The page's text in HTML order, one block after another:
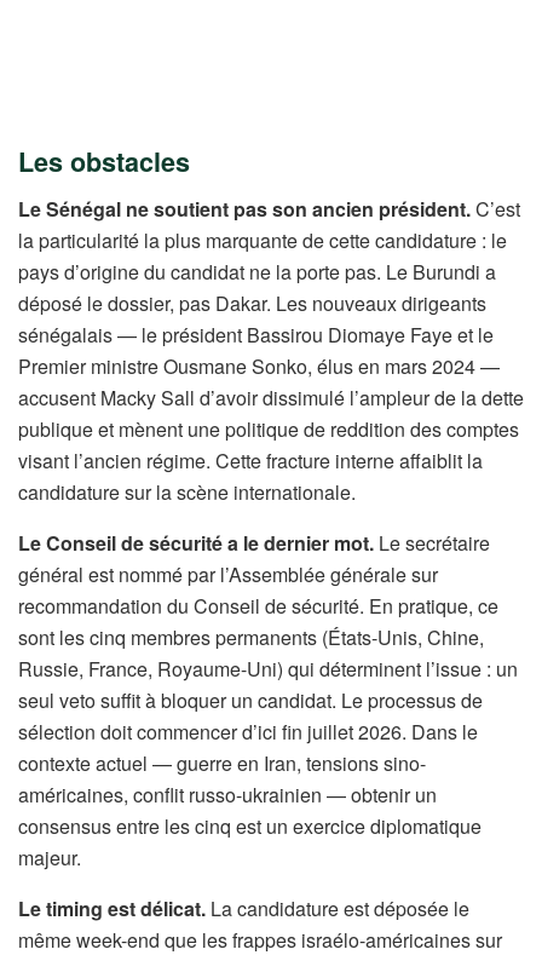
Les obstacles
Le Sénégal ne soutient pas son ancien président.C’est
la particularité la plus marquante de cette candidature : le
pays d’origine du candidat ne la porte pas. Le Burundi a
déposé le dossier, pas Dakar. Les nouveaux dirigeants
sénégalais — le président Bassirou Diomaye Faye et le
Premier ministre Ousmane Sonko, élus en mars 2024 —
accusent Macky Sall d’avoir dissimulé l’ampleur de la dette
publique et mènent une politique de reddition des comptes
visant l’ancien régime. Cette fracture interne affaiblit la
candidature sur la scène internationale.
Le Conseil de sécurité a le dernier mot. Le secrétaire
général est nommé par l’Assemblée générale sur
recommandation du Conseil de sécurité. En pratique, ce
sont les cinq membres permanents (États-Unis, Chine,
Russie, France, Royaume-Uni) qui déterminent l’issue : un
seul veto suffit à bloquer un candidat. Le processus de
sélection doit commencer d’ici fin juillet 2026. Dans le
contexte actuel — guerre en Iran, tensions sino-
américaines, conflit russo-ukrainien — obtenir un
consensus entre les cinq est un exercice diplomatique
majeur.
Le timing est délicat. La candidature est déposée le
même week-end que les frappes israélo-américaines sur